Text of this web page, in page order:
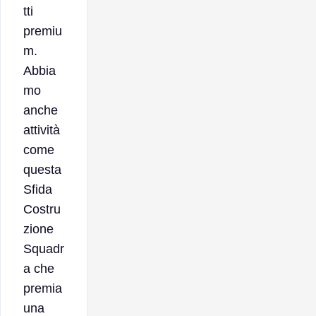
tti
premiu
m.
Abbia
mo
anche
attività
come
questa
Sfida
Costru
zione
Squadr
a che
premia
una